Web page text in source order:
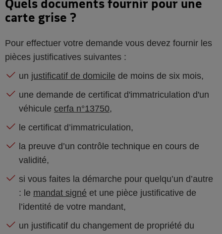
Quels documents fournir pour une
carte grise ?
Pour effectuer votre demande vous devez fournir les
pièces justificatives suivantes :
un justificatif de domicile de moins de six mois,
une demande de certificat d'immatriculation d'un
véhicule cerfa n°13750,
le certificat d’immatriculation,
la preuve d’un contrôle technique en cours de
validité,
si vous faites la démarche pour quelqu’un d’autre
: le mandat signé et une pièce justificative de
l’identité de votre mandant,
un justificatif du changement de propriété du